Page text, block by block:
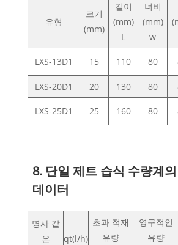
유형
크기
(mm)
길이
(mm)
L
너비
(mm)
w
LXS-13D1 15 110 80
LXS-20D1 20 130 80
LXS-25D1 25 160 80
8. 단일 제트 습식 수량계
데이터
명사 같
은
qt(l/h)
초과 적재
유량
영구적인
유량